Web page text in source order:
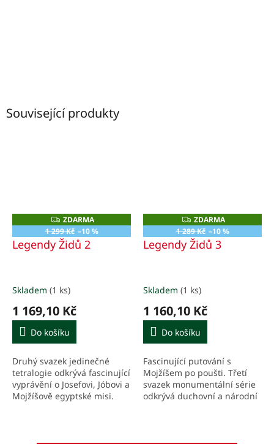
Související produkty
Z
D
A
R
ZDARMA
1 299 Kč –10 %
Legendy Židů 2
Skladem (1 ks)
1 169,10 Kč
Do košíku
Druhý svazek jedinečné
tetralogie odkrývá fascinující
vyprávění o Josefovi, Jóbovi a
Mojžíšově egyptské misi.
Z
D
A
R
ZDARMA
1 289 Kč –10 %
Legendy Židů 3
Skladem (1 ks)
1 160,10 Kč
Do košíku
Fascinující putování s
Mojžíšem po poušti. Třetí
svazek monumentální série
odkrývá duchovní a národní